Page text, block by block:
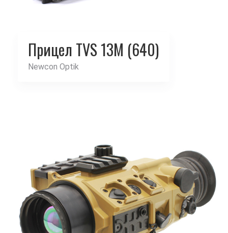
Прицел TVS 13M (640)
Newcon Optik